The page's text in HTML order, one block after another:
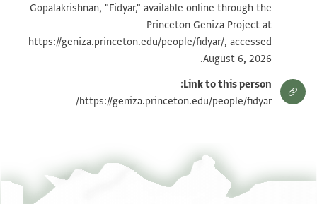
Gopalakrishnan, "Fidyār," available online through the
Princeton Geniza Project at
https://geniza.princeton.edu/people/fidyar/, accessed
August 6, 2026.
Link to this person:
https://geniza.princeton.edu/people/fidyar/